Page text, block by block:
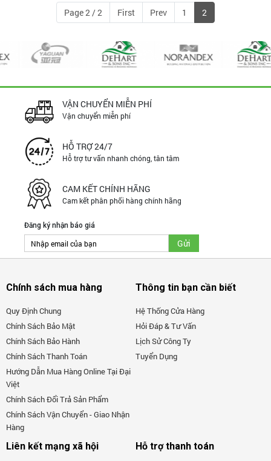
► 4 TIÊU CHÍ ĐÃ TẠO NÊN SỰ THÀNH CÔNG CỦA
=>Xem chi tiết hơn tại đây <=
Page 2 / 2 First Prev 1 2
VẬN CHUYỂN MIỄN PHÍ
Vận chuyển miễn phí
HỖ TRỢ 24/7
Hỗ trợ tư vấn nhanh chóng, tân tâm
CAM KẾT CHÍNH HÃNG
Cam kết phân phối hàng chính hãng
Đăng ký nhận báo giá
Chính sách mua hàng
Quy Định Chung
Chính Sách Bảo Mật
Chính Sách Bảo Hành
Chính Sách Thanh Toán
Hướng Dẫn Mua Hàng Online Tại Đại
Việt
Chính Sách Đổi Trả Sản Phẩm
Chính Sách Vận Chuyển - Giao Nhận
Hàng
Thông tin bạn cần biết
Hệ Thống Cửa Hàng
Hỏi Đáp & Tư Vấn
Lịch Sử Công Ty
Tuyển Dụng
Liên kết mạng xã hội Hỗ trợ thanh toán